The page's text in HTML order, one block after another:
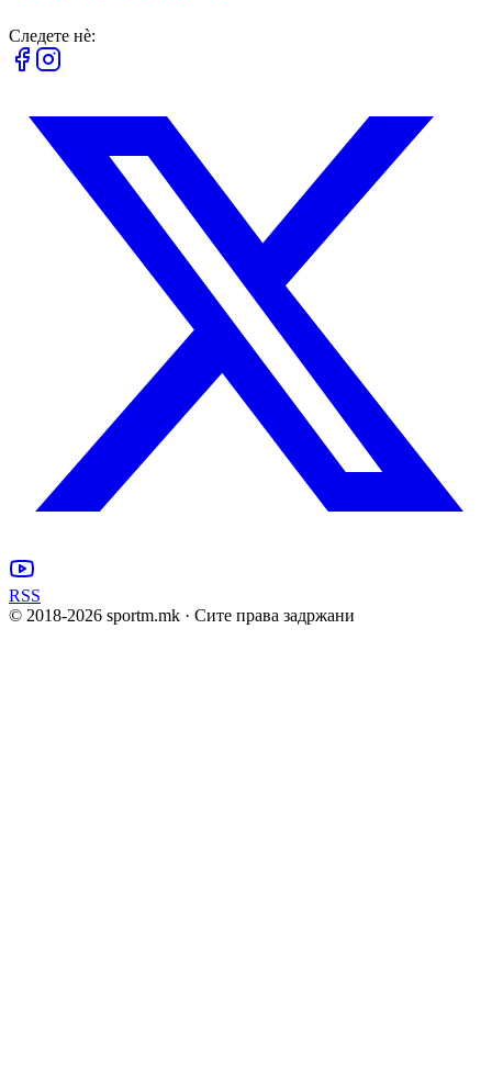
Следете нè:
RSS
© 2018-2026 sportm.mk · Сите права задржани